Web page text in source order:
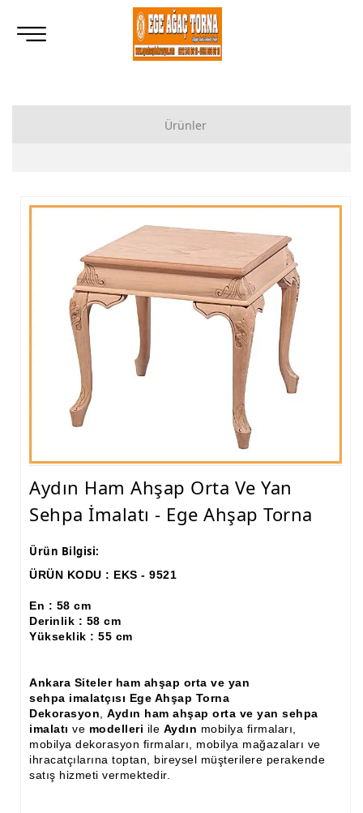
Ürünler
Tornalı Ahşap Ayak, Ahşap Topuz Ayak İmalatı, Modelleri
Ham Ahşap Göbekli Masa Ayak İmalatı, Modelleri
Ham Ahşap Yemek Masası İmalatı, Modelleri
Ham Ahşap Sandalye İmalatı, Modelleri
Ham Ahşap Zigon Sehpa İmalatı, Modelleri
Ham Ahşap Fiskos Sehpa İmalatı, Modelleri
Ham Ahşap Orta ve Yan Sehpa İmalatı, Modelleri
Ham Ahşap Tv Ünitesi (Plazma) İmalatı, Modelleri
Ham Ahşap Dresuar İmalatı, Modelleri
Ham Ahşap Konsol İmalatı, Modelleri
Ham Ahşap Saksılık Çiçeklik İmalatı, Modelleri
Ham Ahşap Makyaj Masası İmalatı Modelleri
Ham Ahşap Çalışma Masası İmalatı, Modelleri
Ham Ahşap Dilsiz Uşak İmalatı, Modelleri
Ham Ahşap Boy Aynası İmalatı, Modelleri
Ham Ahşap Şifonyer İmalatı Modelleri
Ham Ahşap Kitaplık İmalatı, Modelleri
Aydın Ham Ahşap Orta Ve Yan
Sehpa İmalatı - Ege Ahşap Torna
Ürün Bilgisi:
ÜRÜN KODU : EKS - 9521
En : 58 cm
Derinlik : 58 cm
Yükseklik : 55 cm
Ankara Siteler ham ahşap orta ve yan
sehpa imalatçısı Ege Ahşap Torna
Dekorasyon
Aydın ham ahşap orta ve yan sehpa
imalatı ve modelleri ile Aydın mobilya firmaları,
mobilya dekorasyon firmaları, mobilya mağazaları ve
ihracatçılarına toptan, bireysel müşterilere perakende
satış hizmeti vermektedir.